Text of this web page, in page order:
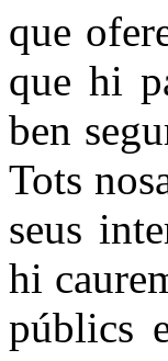
que
que hi
ben
Tots
seus
hi
públics